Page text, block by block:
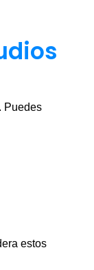
. Puedes
estos